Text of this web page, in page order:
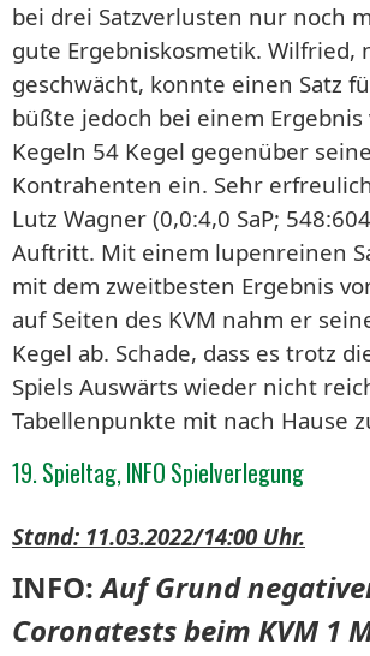
bei drei Satzverlusten nur noch
gute Ergebniskosmetik. Wilfried,
geschwächt, konnte einen Satz
büßte jedoch bei einem Ergebnis
Kegeln 54 Kegel gegenüber
Kontrahenten ein. Sehr
Lutz Wagner (0,0:4,0 SaP;
Auftritt. Mit einem lupenreinen
mit dem zweitbesten Ergebnis
auf Seiten des KVM nahm er
Kegel ab. Schade, dass es trotz
Spiels Auswärts wieder nicht
Tabellenpunkte mit nach Hause
19. Spieltag, INFO Spielverlegung
Stand: 11.03.2022/14:00 Uhr.
INFO:Auf Grund
Coronatests beim KVM 1